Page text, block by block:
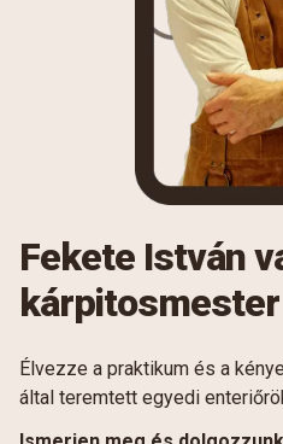
Fekete István
kárpitosmester
Élvezze a praktikum és a
által teremtett egyedi